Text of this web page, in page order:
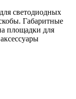
светодиодных
Габаритные
площадки для